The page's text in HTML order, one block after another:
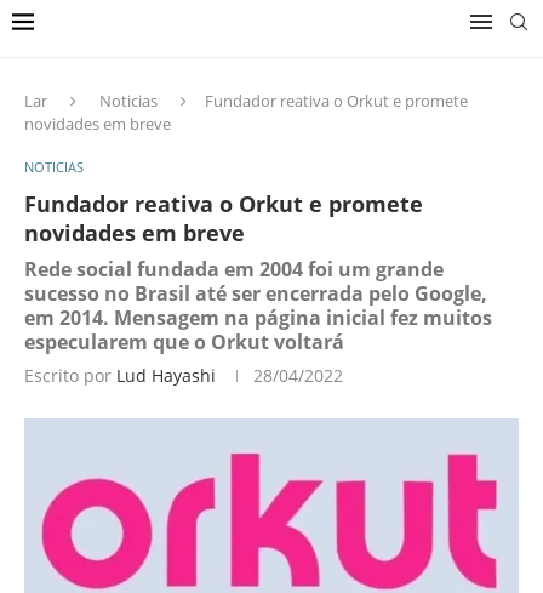
Lar Noticias
Fundador reativa o Orkut e promete
novidades em breve
NOTICIAS
Fundador reativa o Orkut e promete
novidades em breve
Rede social fundada em 2004 foi um grande
sucesso no Brasil até ser encerrada pelo Google,
em 2014. Mensagem na página inicial fez muitos
especularem que o Orkut voltará
Escrito por Lud Hayashi 28/04/2022